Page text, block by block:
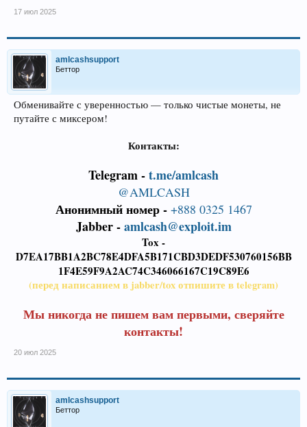
17 июл 2025
amlcashsupport
Беттор
Обменивайте с уверенностью — только чистые монеты, не
путайте с миксером!
Контакты:
Telegram -t.me/amlcash
@AMLCASH
Анонимный номер - +888 0325 1467
Jabber -amlcash@exploit.im
Tox -
D7EA17BB1A2BC78E4DFA5B171CBD3DEDF530760156BB
1F4E59F9A2AC74C346066167C19C89E6
(перед написанием в jabber/tox отпишите в telegram)
Мы никогда не пишем вам первыми, сверяйте
контакты!
20 июл 2025
amlcashsupport
Беттор